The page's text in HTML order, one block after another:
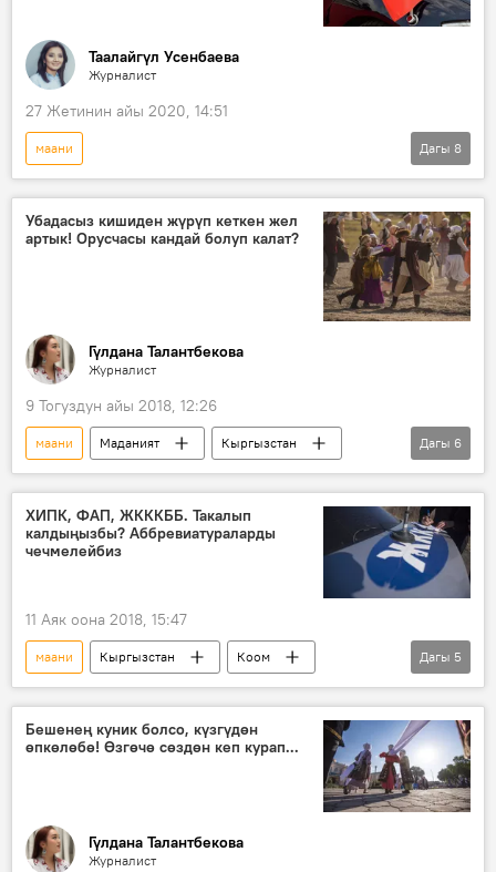
Таалайгүл Усенбаева
Журналист
27 Жетинин айы 2020, 14:51
маани
Кыргызстандагы президенттик шайлоо – 2021
Жаңылыктар
Коом
Кыргызстан
президент
талапкер
ысым
Дагы 8
Убадасыз кишиден жүрүп кеткен жел
артык! Орусчасы кандай болуп калат?
Гүлдана Талантбекова
Журналист
9 Тогуздун айы 2018, 12:26
маани Маданият
Кыргызстан
Коом
Тибиртке — кыргызча туура сүйлөйбүз
орус тили
кыргыз тили
Дагы 6
ХИПК, ФАП, ЖКККББ. Такалып
калдыңызбы? Аббревиатураларды
чечмелейбиз
11 Аяк оона 2018, 15:47
маани Кыргызстан
Коом
Жаңылыктар
Тибиртке — кыргызча туура сүйлөйбүз
аббревиатура
сөз мекеме
Дагы 5
Бешенең куник болсо, күзгүдөн
өпкөлөбө! Өзгөчө сөздөн кеп курап...
Гүлдана Талантбекова
Журналист